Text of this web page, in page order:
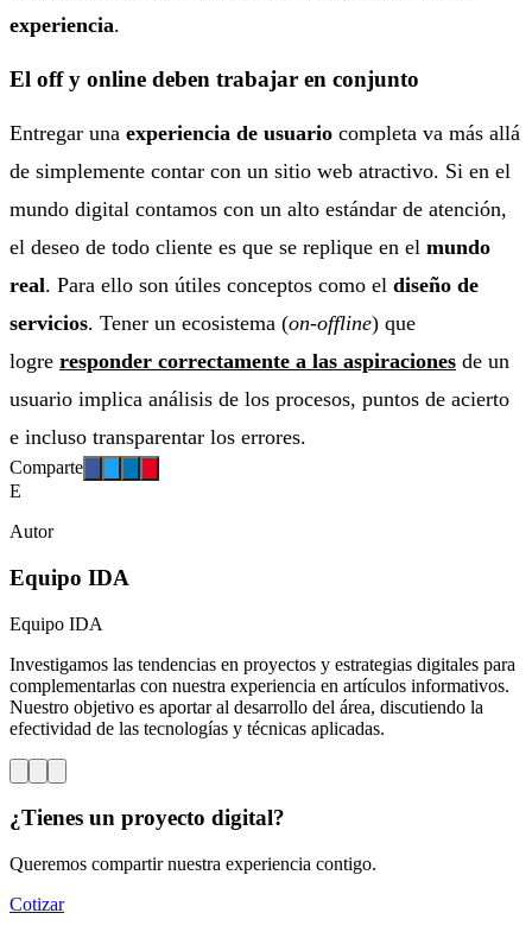
experiencia.
El off y online deben trabajar en conjunto
Entregar una experiencia de usuario completa va más allá
de simplemente contar con un sitio web atractivo. Si en el
mundo digital contamos con un alto estándar de atención,
el deseo de todo cliente es que se replique en el mundo
real. Para ello son útiles conceptos como el diseño de
servicios. Tener un ecosistema (on-offline) que
logre responder correctamente a las aspiraciones de un
usuario implica análisis de los procesos, puntos de acierto
e incluso transparentar los errores.
Comparte
E
Autor
Equipo IDA
Equipo IDA
Investigamos las tendencias en proyectos y estrategias digitales para
complementarlas con nuestra experiencia en artículos informativos.
Nuestro objetivo es aportar al desarrollo del área, discutiendo la
efectividad de las tecnologías y técnicas aplicadas.
¿Tienes un proyecto digital?
Queremos compartir nuestra experiencia contigo.
Cotizar